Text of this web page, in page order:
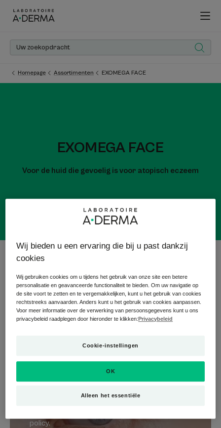
Homepage Assortimenten EXOMEGA FACE
EXOMEGA FACE
Voor de huid die gevoelig is voor atopisch eczeem
3 Resultaten "EXOMEGA FACE"
De EXOMEGA FACE-lijn is speciaal ontwikkeld voor de huid
die gevoelig is voor atopisch eczeem. De producten helpen
irritatie, roodheid en jeuk te verzachten en herstellen het
comfort van de huid. De formules, verrijkt met Rhealba®-
Playing YouTube videos requires the use of
advertising based on your browsing For more
policy.
Wij bieden u een ervaring die bij u past dankzij
cookies
Wij gebruiken cookies om u tijdens het gebruik van onze site een betere
personalisatie en geavanceerde functionaliteit te bieden. Om uw navigatie op
de site voort te zetten en te vergemakkelijken, kunt u het gebruik van cookies
rechtstreeks aanvaarden. Anders kunt u het gebruik van cookies aanpassen.
Voor meer informatie over de verwerking van persoonsgegevens kunt u ons
privacybeleid raadplegen door hieronder te klikken:Privacybeleid
Cookie-instellingen
Alleen het essentiële
OK